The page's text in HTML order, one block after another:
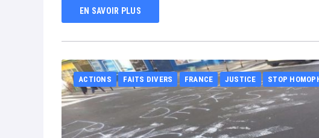
EN SAVOIR PLUS
ACTIONS FAITS DIVERS FRANCE JUSTICE STOP